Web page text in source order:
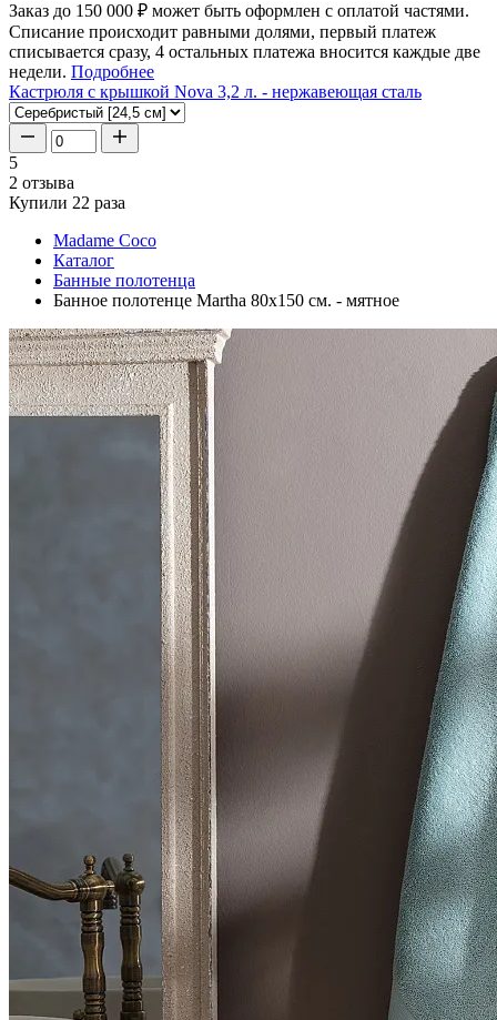
Заказ до 150 000 ₽ может быть оформлен с оплатой частями.
Списание происходит равными долями, первый платеж
списывается сразу, 4 остальных платежа вносится каждые две
недели. Подробнее
Кастрюля с крышкой Nova 3,2 л. - нержавеющая сталь
5
2 отзыва
Купили 22 раза
Madame Coco
Каталог
Банные полотенца
Банное полотенце Martha 80x150 см. - мятное